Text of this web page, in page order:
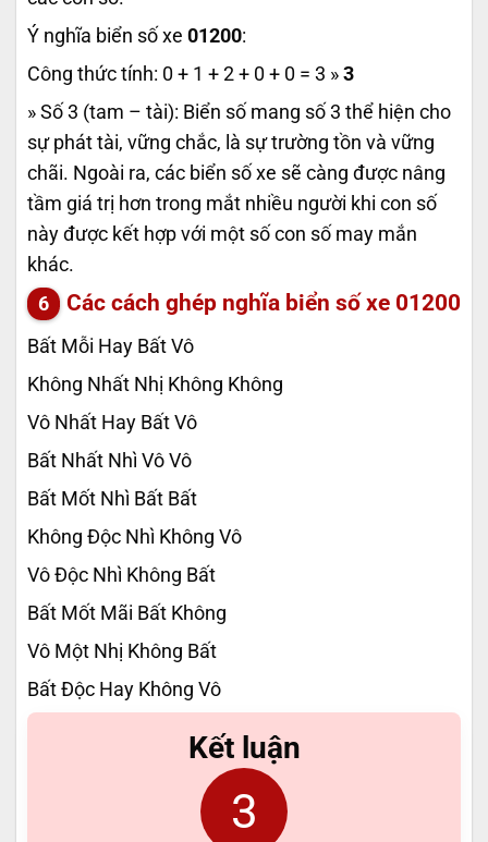
Ý nghĩa biển số xe 01200:
Công thức tính: 0 + 1 + 2 + 0 + 0 = 3 » 3
» Số 3 (tam – tài): Biển số mang số 3 thể hiện cho
sự phát tài, vững chắc, là sự trường tồn và vững
chãi. Ngoài ra, các biển số xe sẽ càng được nâng
tầm giá trị hơn trong mắt nhiều người khi con số
này được kết hợp với một số con số may mắn
khác.
Các cách ghép nghĩa biển số xe 01200
Bất Mỗi Hay Bất Vô
Không Nhất Nhị Không Không
Vô Nhất Hay Bất Vô
Bất Nhất Nhì Vô Vô
Bất Mốt Nhì Bất Bất
Không Độc Nhì Không Vô
Vô Độc Nhì Không Bất
Bất Mốt Mãi Bất Không
Vô Một Nhị Không Bất
Bất Độc Hay Không Vô
Kết luận
3